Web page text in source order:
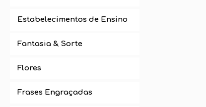
Estabelecimentos de Ensino
Fantasia & Sorte
Flores
Frases Engraçadas